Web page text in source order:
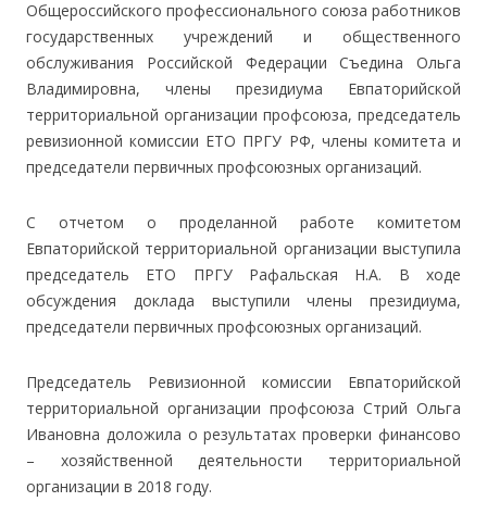
Общероссийского профессионального союза работников
государственных учреждений и общественного
обслуживания Российской Федерации Съедина Ольга
Владимировна, члены президиума Евпаторийской
территориальной организации профсоюза, председатель
ревизионной комиссии ЕТО ПРГУ РФ, члены комитета и
председатели первичных профсоюзных организаций.
С отчетом о проделанной работе комитетом
Евпаторийской территориальной организации выступила
председатель ЕТО ПРГУ Рафальская Н.А. В ходе
обсуждения доклада выступили члены президиума,
председатели первичных профсоюзных организаций.
Председатель Ревизионной комиссии Евпаторийской
территориальной организации профсоюза Стрий Ольга
Ивановна доложила о результатах проверки финансово
– хозяйственной деятельности территориальной
организации в 2018 году.